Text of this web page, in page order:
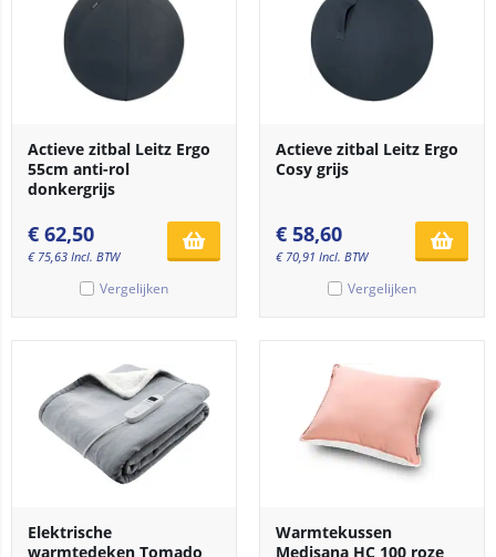
Actieve zitbal Leitz Ergo
55cm anti-rol
donkergrijs
€ 62,50
€ 75,63 Incl. BTW
Vergelijken
Actieve zitbal Leitz Ergo
Cosy grijs
€ 58,60
€ 70,91 Incl. BTW
Vergelijken
Elektrische
warmtedeken Tomado
Warmtekussen
Medisana HC 100 roze